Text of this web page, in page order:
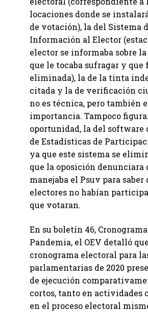
locaciones donde se
de votación), la del Sistema
Información al Elector
elector se informaba sobre
que le tocaba sufragar y que
eliminada), la de la tinta
citada y la de verificación
no es técnica, pero también
importancia. Tampoco
oportunidad, la del software
de Estadísticas de
ya que este sistema se
que la oposición denunciara
manejaba el Psuv para saber
electores no habían
que votaran.
En su boletín 46,
Pandemia, el OEV detalló
cronograma electoral para
parlamentarias de 2020
de ejecución
cortos, tanto en actividades
en el proceso electoral